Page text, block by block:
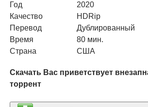
Год
2020
Качество
HDRip
Перевод
Дублированный
Время
80 мин.
Страна
США
Скачать Вас приветствует
торрент